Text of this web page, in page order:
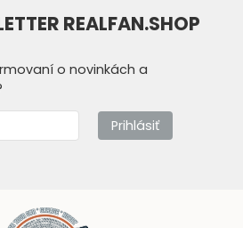
REALFAN.SHOP
o novinkách a
Prihlásiť